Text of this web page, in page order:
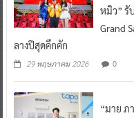
หมิว” รั
Grand
ลางปีสุดคึกคัก
29 พฤษภาคม 2026 0
“มาย ภ